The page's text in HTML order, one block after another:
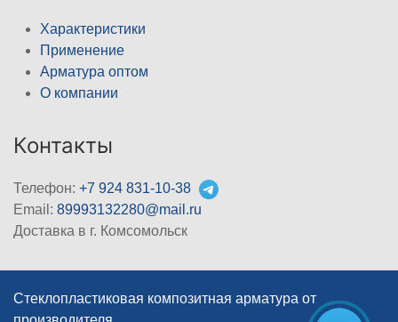
Характеристики
Применение
Арматура оптом
О компании
Контакты
Телефон: +7 924 831-10-38
Email: 89993132280@mail.ru
Доставка в г. Комсомольск
Стеклопластиковая композитная арматура от